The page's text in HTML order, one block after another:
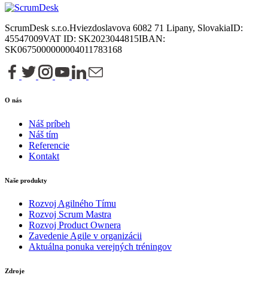
ScrumDesk s.r.o.Hviezdoslavova 6082 71 Lipany, SlovakiaID:
45547009VAT ID: SK2023044815IBAN:
SK0675000000004011783168
O nás
Náš príbeh
Náš tím
Referencie
Kontakt
Naše produkty
Rozvoj Agilného Tímu
Rozvoj Scrum Mastra
Rozvoj Product Ownera
Zavedenie Agile v organizácii
Aktuálna ponuka verejných tréningov
Zdroje